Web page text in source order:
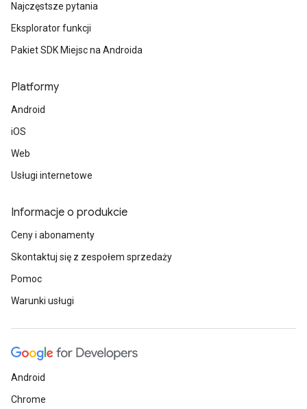
Najczęstsze pytania
Eksplorator funkcji
Pakiet SDK Miejsc na Androida
Platformy
Android
iOS
Web
Usługi internetowe
Informacje o produkcie
Ceny i abonamenty
Skontaktuj się z zespołem sprzedaży
Pomoc
Warunki usługi
Android
Chrome